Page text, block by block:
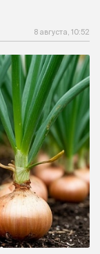
8 августа, 10:52